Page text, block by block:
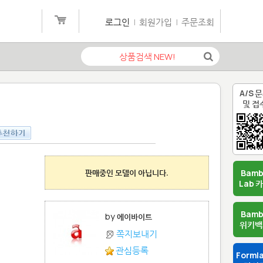
A/S
및 접
Lab
위키
로그인 | 회원가입 | 주문조회
판매중인 모델이 아닙니다.
by에이바이트
쪽지보내기
관심등록